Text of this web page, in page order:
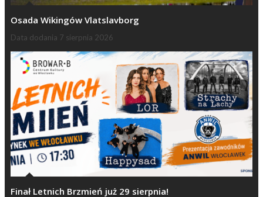
Osada Wikingów Vlatslavborg
Data dodania 7 sierpnia 2026
Finał Letnich Brzmień już 29 sierpnia!